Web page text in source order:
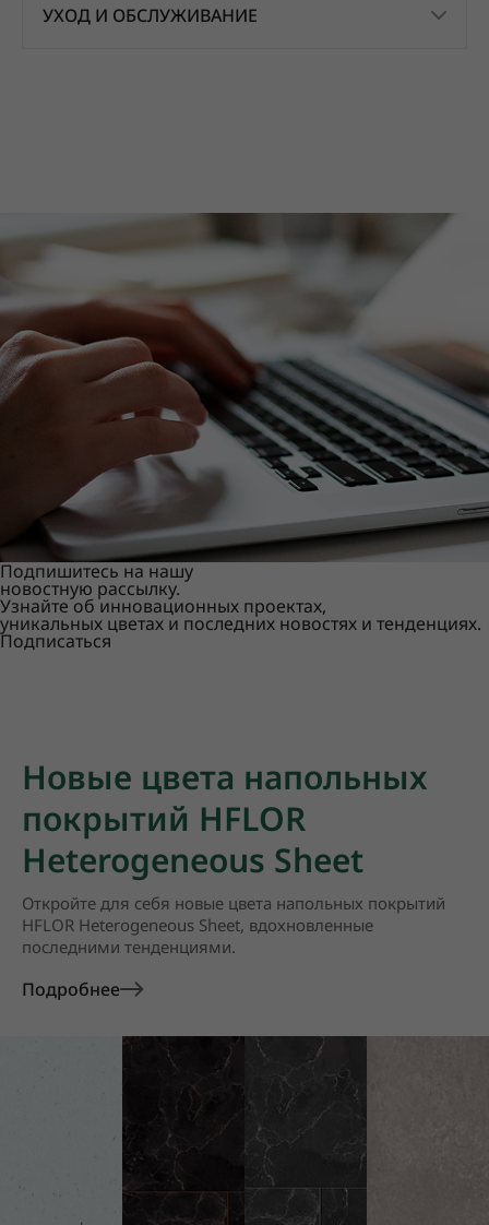
УХОД И ОБСЛУЖИВАНИЕ
Подпишитесь на нашу
новостную рассылку.
Узнайте об инновационных проектах,
уникальных цветах и последних новостях и тенденциях.
Подписаться
Новые цвета напольных
покрытий HFLOR
Heterogeneous Sheet
Откройте для себя новые цвета напольных покрытий
HFLOR Heterogeneous Sheet, вдохновленные
последними тенденциями.
Подробнее